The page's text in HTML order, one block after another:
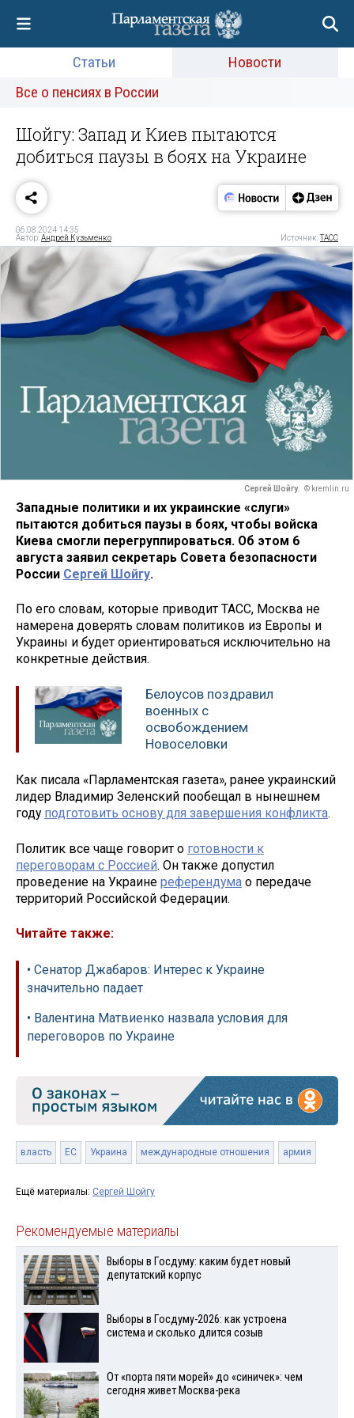
Статьи
Новости
Все о пенсиях в России
Шойгу: Запад и Киев пытаются
добиться паузы в боях на Украине
06.08.2024 14:35
Автор:Андрей Кузьменко Источник:ТАСС
Сергей Шойгу. © kremlin.ru
Западные политики и их украинские «слуги»
пытаются добиться паузы в боях, чтобы войска
Киева смогли перегруппироваться. Об этом 6
августа заявил секретарь Совета безопасности
России Сергей Шойгу.
По его словам, которые приводит ТАСС, Москва не
намерена доверять словам политиков из Европы и
Украины и будет ориентироваться исключительно на
конкретные действия.
Белоусов поздравил
военных с
освобождением
Новоселовки
Как писала «Парламентская газета», ранее украинский
лидер Владимир Зеленский пообещал в нынешнем
году подготовить основу для завершения конфликта.
Политик все чаще говорит о готовности к
переговорам с Россией. Он также допустил
проведение на Украине референдума о передаче
территорий Российской Федерации.
Читайте также:
• Сенатор Джабаров: Интерес к Украине
значительно падает
• Валентина Матвиенко назвала условия для
переговоров по Украине
власть ЕС Украина международные отношения армия
Ещё материалы: Сергей Шойгу
Рекомендуемые материалы
Выборы в Госдуму: каким будет новый
депутатский корпус
Выборы в Госдуму-2026: как устроена
система и сколько длится созыв
От «порта пяти морей» до «синичек»: чем
сегодня живет Москва-река